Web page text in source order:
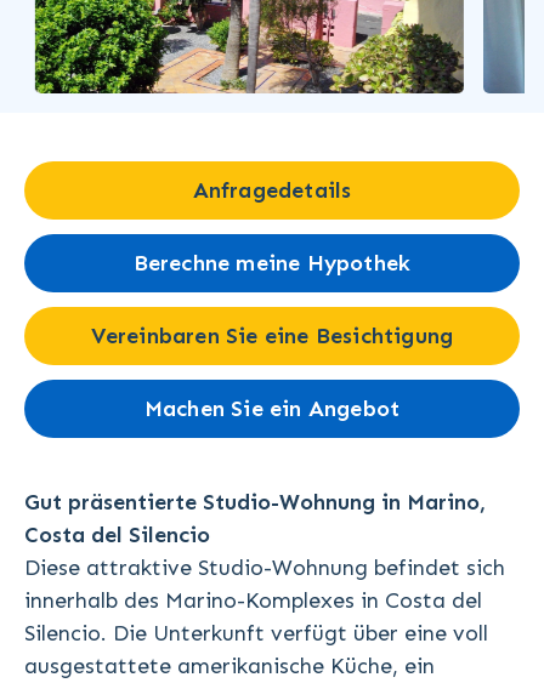
Anfragedetails
Berechne meine Hypothek
Vereinbaren Sie eine Besichtigung
Machen Sie ein Angebot
Gut präsentierte Studio-Wohnung in Marino,
Costa del Silencio
Diese attraktive Studio-Wohnung befindet sich
innerhalb des Marino-Komplexes in Costa del
Silencio. Die Unterkunft verfügt über eine voll
ausgestattete amerikanische Küche, ein